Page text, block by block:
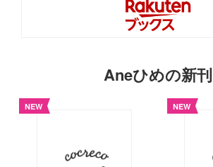
Aneひめの新刊
NEW NEW